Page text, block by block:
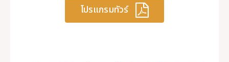
โปรแกรมทัวร์